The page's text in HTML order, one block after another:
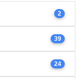
2
39
24